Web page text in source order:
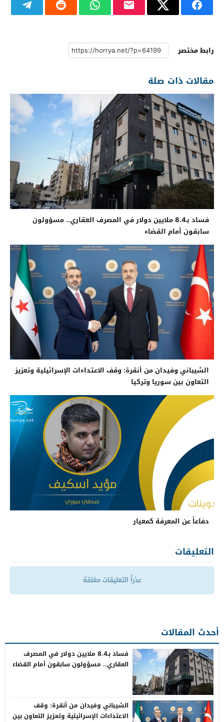
رابط مختصر
مقالات ذات صلة
فساد بـ8.4 ملايين دولار في المصرف العقاري.. مسؤولون
سابقون أمام القضاء
الشيباني وفيدان من أنقرة: وقف الاعتداءات الإسرائيلية وتعزيز
التعاون بين سوريا وتركيا
دفاعاً عن المعرفة كمعيار
التعليقات
عذراً التعليقات مغلقة
أحدث المقالات
فساد بـ8.4 ملايين دولار في المصرف
العقاري.. مسؤولون سابقون أمام القضاء
الشيباني وفيدان من أنقرة: وقف
الاعتداءات الإسرائيلية وتعزيز التعاون بين